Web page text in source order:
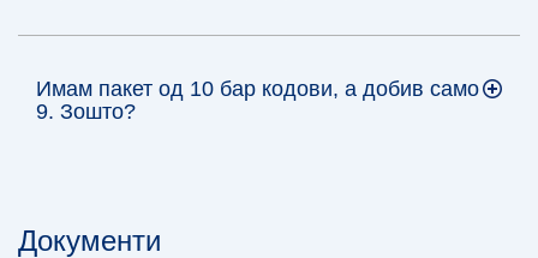
Имам пакет од 10 бар кодови, а добив само
9. Зошто?
Документи